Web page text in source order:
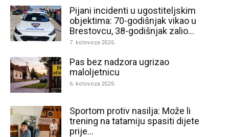
Pijani incidenti u ugostiteljskim
objektima: 70-godišnjak vikao u
Brestovcu, 38-godišnjak zalio...
7. kolovoza 2026.
Pas bez nadzora ugrizao
maloljetnicu
6. kolovoza 2026.
Sportom protiv nasilja: Može li
trening na tatamiju spasiti dijete
prije...